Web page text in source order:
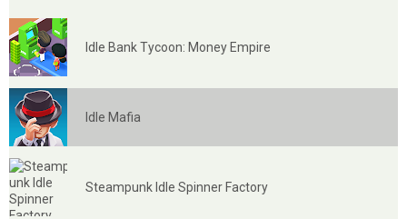
Idle Bank Tycoon: Money Empire
Idle Mafia
Steampunk Idle Spinner Factory